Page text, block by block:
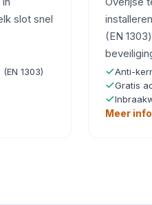
slot snel
1303)
(EN
Anti-
Gratis
Meer info